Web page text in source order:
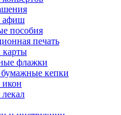
афиш
пособия
печать
карты
флажки
кепки
икон